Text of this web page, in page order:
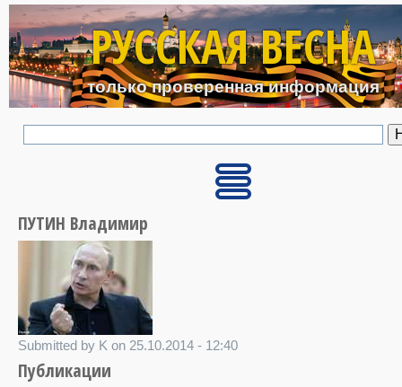
Перейти к основному
РУССКАЯ ВЕСНА
только проверенная информация
ПУТИН Владимир
Submitted by K on 25.10.2014 - 12:40
Публикации